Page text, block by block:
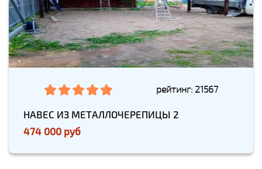
рейтинг: 21567
НАВЕС ИЗ МЕТАЛЛОЧЕРЕПИЦЫ 2
474 000 руб